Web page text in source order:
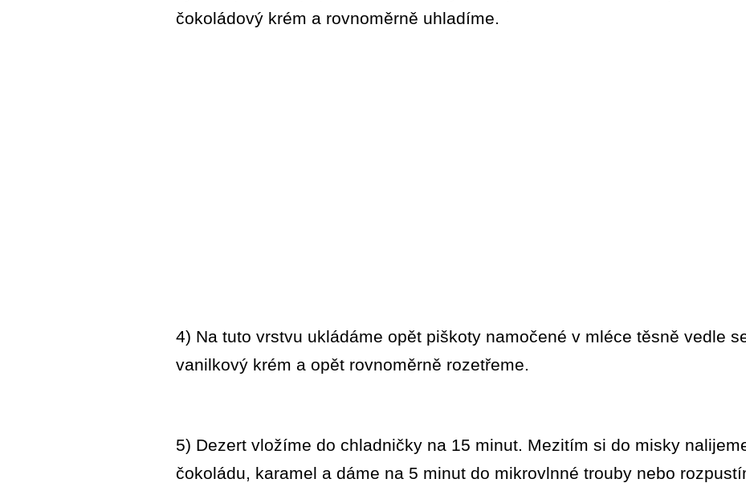
čokoládový krém a rovnoměrně uhladíme.
4) Na tuto vrstvu ukládáme opět piškoty namočené v mléce těsně vedle
vanilkový krém a opět rovnoměrně rozetřeme.
5) Dezert vložíme do chladničky na 15 minut. Mezitím si do misky
čokoládu, karamel a dáme na 5 minut do mikrovlnné trouby nebo